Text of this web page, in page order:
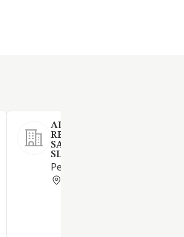
ALJASOLA POCERIA
REHABILITACIONES DE
SANEAMIENTO,
SL.
Perforaciones y sondeos